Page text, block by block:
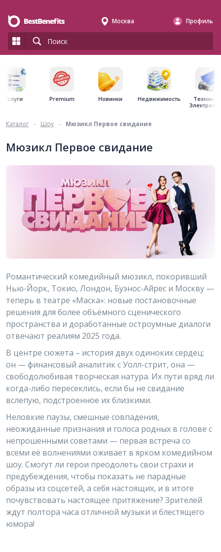
Москва Профиль
Услуги Premium Новинки Недвижимость
Техника
Каталог - Шоу - Мюзикл Первое свидание
Мюзикл Первое свидание
Романтический комедийный мюзикл, покоривший
Нью-Йорк, Токио, Лондон, Буэнос-Айрес и Москву —
теперь в театре «Маска»: новые постановочные
решения для более объёмного сценического
пространства и доработанные остроумные диалоги
отвечают реалиям 2025 года.
В центре сюжета – история двух одиноких сердец:
он — финансовый аналитик с Уолл-стрит, она —
свободолюбивая творческая натура. Их пути вряд ли
когда-либо пересеклись, если бы не свидание
вслепую, подстроенное их близкими.
Неловкие паузы, смешные совпадения,
неожиданные признания и голоса родных в голове с
непрошенными советами — первая встреча со
всеми её волнениями оживает в ярком комедийном
шоу. Смогут ли герои преодолеть свои страхи и
предубеждения, чтобы показать не парадные
образы из соцсетей, а себя настоящих, и в итоге
почувствовать настоящее притяжение? Зрителей
ждут полтора часа отличной музыки и блестящего
юмора!